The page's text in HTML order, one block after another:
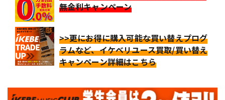
無金利キャンペーン
>>更にお得に購入可能な買い替えプログ
ラムなど、イケベリユース買取/買い替え
キャンペーン詳細はこちら